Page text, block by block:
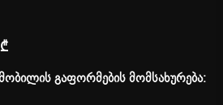
₾
გაფორმების მომსახურება: